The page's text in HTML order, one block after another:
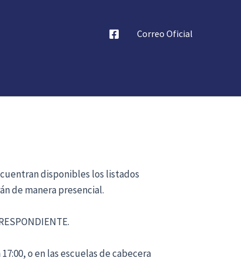
Correo Oficial
disponibles los listados
de manera presencial.
o en las escuelas de cabecera